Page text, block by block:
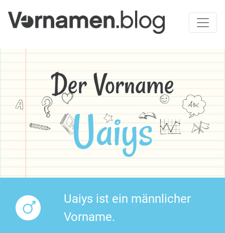
Der Vorname
Uaiys
Uaiys ist ein männlicher
Vorname.